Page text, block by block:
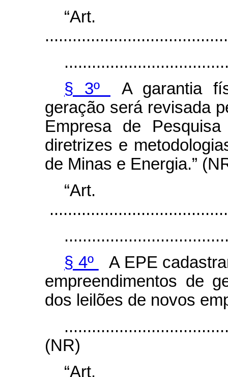
§ 3º
A garantia
geração será revisada
Empresa de
diretrizes e
de Minas e Energia.”
§ 4º
A EPE
empreendimentos de
dos leilões de novos
(NR)